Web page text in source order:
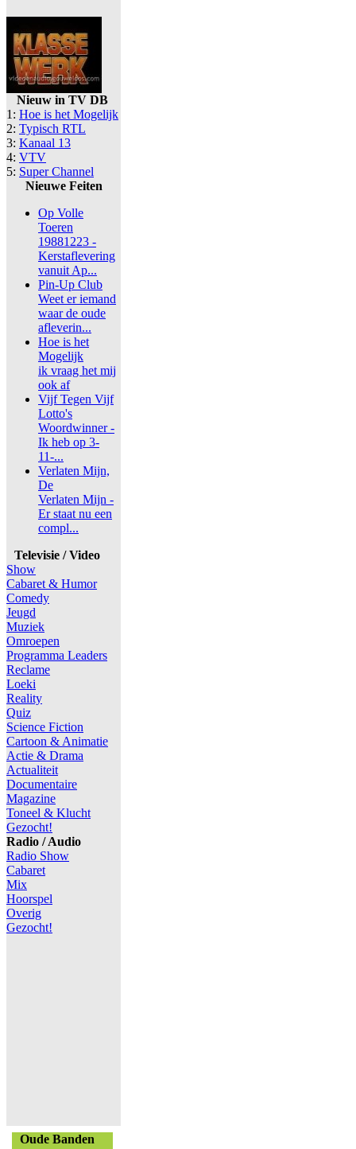
Nieuw in TV DB
1: Hoe is het Mogelijk
2: Typisch RTL
3: Kanaal 13
4: VTV
5: Super Channel
Nieuwe Feiten
Op Volle
Toeren
19881223 -
Kerstaflevering
vanuit Ap...
Pin-Up Club
Weet er iemand
waar de oude
afleverin...
Hoe is het
Mogelijk
ik vraag het mij
ook af
Vijf Tegen Vijf
Lotto's
Woordwinner -
Ik heb op 3-
11-...
Verlaten Mijn,
De
Verlaten Mijn -
Er staat nu een
compl...
Televisie / Video
Show
Cabaret & Humor
Comedy
Jeugd
Muziek
Omroepen
Programma Leaders
Reclame
Loeki
Reality
Quiz
Science Fiction
Cartoon & Animatie
Actie & Drama
Actualiteit
Documentaire
Magazine
Toneel & Klucht
Gezocht!
Radio / Audio
Radio Show
Cabaret
Mix
Hoorspel
Overig
Gezocht!
Oude Banden